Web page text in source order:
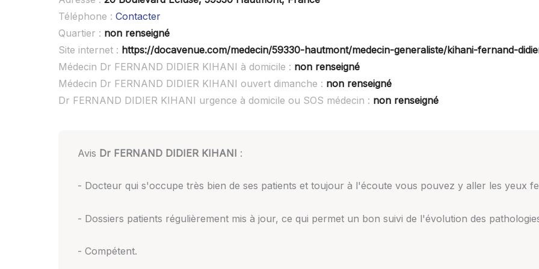
Téléphone : Contacter
Quartier : non renseigné
Site internet : https://docavenue.com/medecin/59330-hautmont/medecin-generaliste/kihani-fernand-
Médecin Dr FERNAND DIDIER KIHANI à domicile : non renseigné
Médecin Dr FERNAND DIDIER KIHANI ouvert dimanche : non renseigné
Dr FERNAND DIDIER KIHANI urgence à domicile ou SOS médecin : non renseigné
Avis Dr FERNAND DIDIER KIHANI :
- Docteur qui s'occupe très bien de ses patients et toujour à l'écoute vous pouvez y aller les yeux
- Dossiers patients régulièrement mis à jour, ce qui permet un bon suivi de l'évolution des
- Compétent.